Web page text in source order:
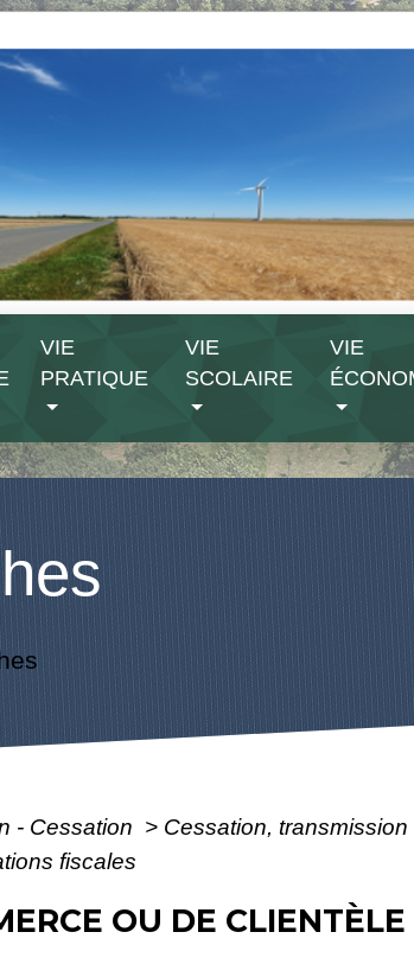
VIE
PRATIQUE
VIE
SCOLAIRE
VIE
- Cessation > Cessation,
fiscales
OU DE